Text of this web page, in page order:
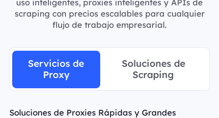
scraping con precios escalables para cualquier
flujo de trabajo empresarial.
Servicios de
Proxy
Soluciones de
Scraping
Soluciones de Proxies Rápidas y Grandes